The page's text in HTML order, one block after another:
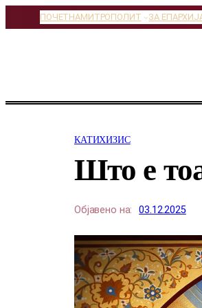
на
ПОЧЕТНАМИТРОПОЛИТ ЗА
КАТИХИЗИС
Што е
Објавено на: 03.12.2025